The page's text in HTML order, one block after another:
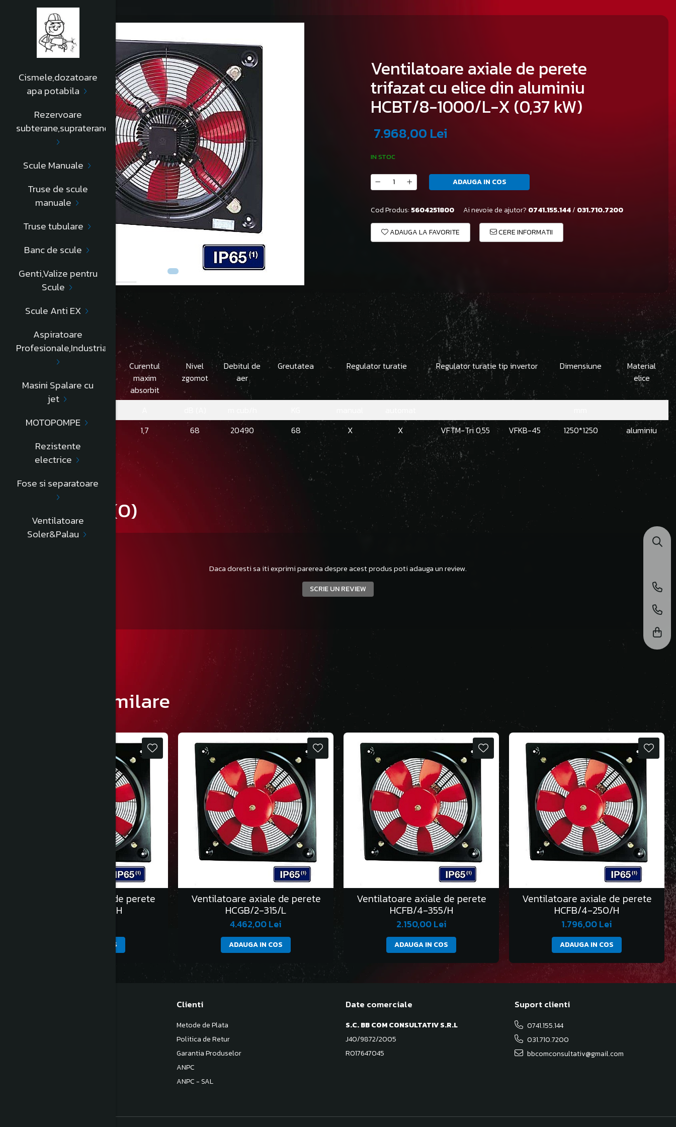
Cismele,dozatoare
apa potabila
Rezervoare
subterane,supraterane
Scule Manuale
Truse de scule
manuale
Truse tubulare
Banc de scule
Genti,Valize pentru
Scule
Scule Anti EX
Aspiratoare
Profesionale,Industriale
Masini Spalare cu
jet
MOTOPOMPE
Rezistente
electrice
Fose si separatoare
Ventilatoare
Soler&Palau
Ventilatoare axiale de perete
trifazat cu elice din aluminiu
HCBT/8-1000/L-X (0,37 kW)
7.968,00 Lei
IN STOC
ADAUGA IN COS
Cod Produs: 5604251800 Ai nevoie de ajutor? 0741.155.144/ 031.710.7200
ADAUGA LA FAVORITE CERE INFORMATII
Descriere
Curentul
maxim
absorbit
Nivel
zgomot
Debitul de
aer
Greutatea Regulator turatie Regulator turatie tip invertor Dimensiune
Material
elice
1,7 68 20490 68 X X VFTM-Tri 0,55 VFKB-45 1250*1250 aluminiu
Informatii conformitate produs
Review-uri (0)
Daca doresti sa iti exprimi parerea despre acest produs poti adauga un review.
SCRIE UN REVIEW
Produse similare
Ventilatoare axiale de perete
HCFB/2-250/H
ADAUGA IN COS
Ventilatoare axiale de perete
HCGB/2-315/L
4.462,00 Lei
ADAUGA IN COS
Ventilatoare axiale de perete
HCFB/4-355/H
2.150,00 Lei
ADAUGA IN COS
Ventilatoare axiale de perete
HCFB/4-250/H
1.796,00 Lei
ADAUGA IN COS
Clienti
Metode de Plata
Politica de Retur
Garantia Produselor
ANPC
ANPC - SAL
Date comerciale
S.C. BB COM CONSULTATIV S.R.L
J40/9872/2005
RO17647045
Suport clienti
0741.155.144
031.710.7200
bbcomconsultativ@gmail.com